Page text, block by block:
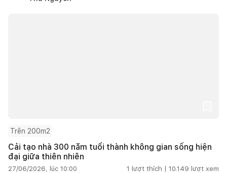
Trên 200m2
Cải tạo nhà 300 năm tuổi thành không gian sống hiện
đại giữa thiên nhiên
27/06/2026, lúc 10:00 1 lượt thích | 10.149 lượt xem